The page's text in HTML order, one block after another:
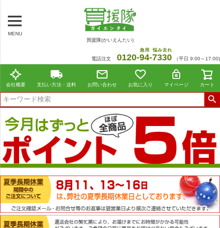
MENU
買援隊(かいえんたい)
電話注文 0120-94
急用
-7330
悩み去れ
（平日 9:00～17:00)
会社概要 支払い方法・送料 お問い合わせ お気に入り マイページ カート